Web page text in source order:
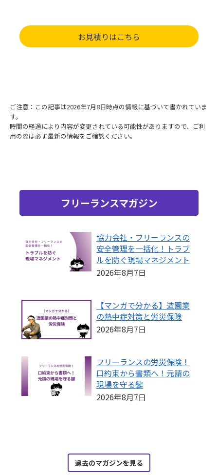
お見積りはこちら
ご注意：この記事は2026年7月8日時点の情報に基づいて書かれていま
す。
時間の経過により内容が変更されている可能性がありますので、ご利
用の際は必ず最新の情報をご確認ください。
フリーランスマガジン
協力会社・フリーランスの
安全管理を一括化！トラブ
ルを防ぐ現場マネジメント
2026年8月7日
【マンガで分かる】造園業
の熱中症対策と労災保険
2026年8月7日
フリーランスの労災保険！
口約束から書類へ！元請の
現場を守る鍵
2026年8月7日
過去のマガジンを見る